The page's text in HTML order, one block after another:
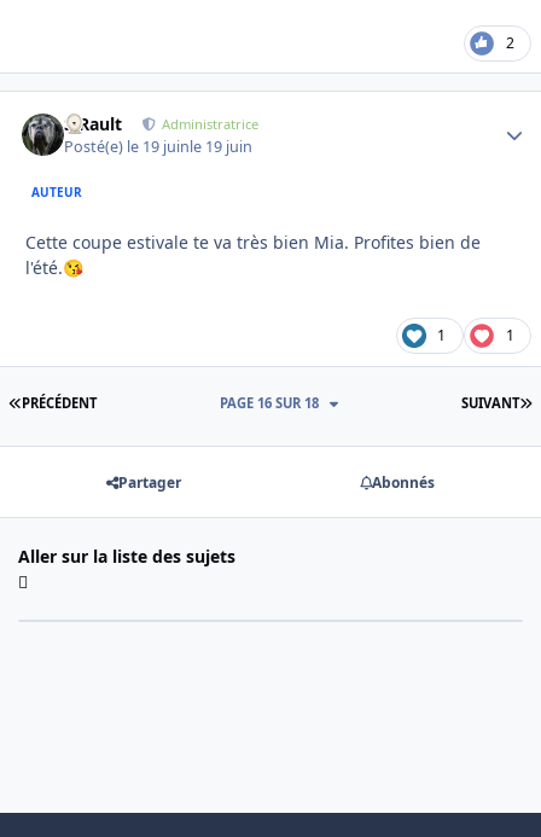
2
S.Rault Administratrice
Posté(e) le 19 juinle 19 juin
AUTEUR
Cette coupe estivale te va très bien Mia. Profites bien de
l'été.😘
1 1
PREMIÈRE PAGE
PRÉCÉDENT SUIVANT
PAGE 16 SUR 18
Partager Abonnés
Aller sur la liste des sujets